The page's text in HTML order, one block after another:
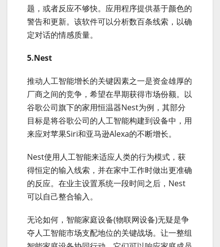
题，或者反应不够快。应用程序提供基于颜色的
警告和更新。该软件可以分析数百条线索，以确
定对话的情感质量。
5.Nest
推动人工智能增长的关键因素之一是资金雄厚的
厂商之间的竞争，希望在早期获得市场份额。以
谷歌公司旗下的家用恒温器Nest为例，其部分
目标是将谷歌公司的人工智能构建到设备中，用
来应对苹果Siri和亚马逊Alexa的不断增长。
Nest使用人工智能来适应人类的行为模式，获
得恒定的输入线索，并在家中工作时做出更准确
的反应。在业主设置系统一段时间之后，Nest
可以自己整合输入。
无论如何，智能家庭设备(物联网设备)无疑是争
夺人工智能市场支配地位的关键战场。让一整组